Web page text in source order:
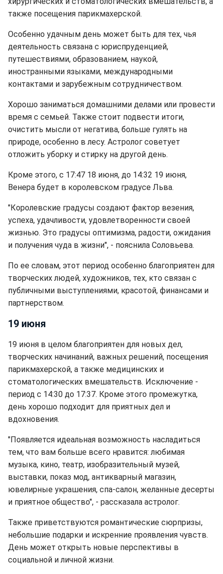
также посещения парикмахерской.
Особенно удачным день может быть для тех, чья
деятельность связана с юриспруденцией,
путешествиями, образованием, наукой,
иностранными языками, международными
контактами и зарубежным сотрудничеством.
Хорошо заниматься домашними делами или провести
время с семьей. Также стоит подвести итоги,
очистить мысли от негатива, больше гулять на
природе, особенно в лесу. Астролог советует
отложить уборку и стирку на другой день.
Кроме этого, с 17:47 18 июня, до 14:32 19 июня,
Венера будет в королевском градусе Льва.
"Королевские градусы создают фактор везения,
успеха, удачливости, удовлетворенности своей
жизнью. Это градусы оптимизма, радости, ожидания
и получения чуда в жизни", - пояснила Соловьева.
По ее словам, этот период особенно благоприятен для
творческих людей, художников, тех, кто связан с
публичными выступлениями, красотой, финансами и
партнерством.
19 июня
19 июня в целом благоприятен для новых дел,
творческих начинаний, важных решений, посещения
парикмахерской, а также медицинских и
стоматологических вмешательств. Исключение -
период с 14:30 до 17:37. Кроме этого промежутка,
день хорошо подходит для приятных дел и
вдохновения.
"Появляется идеальная возможность насладиться
тем, что вам больше всего нравится: любимая
музыка, кино, театр, изобразительный музей,
выставки, показ мод, антикварный магазин,
ювелирные украшения, спа-салон, желанные десерты
и приятное общество", - рассказала астролог.
Также приветствуются романтические сюрпризы,
небольшие подарки и искренние проявления чувств.
День может открыть новые перспективы в
социальной и личной жизни.